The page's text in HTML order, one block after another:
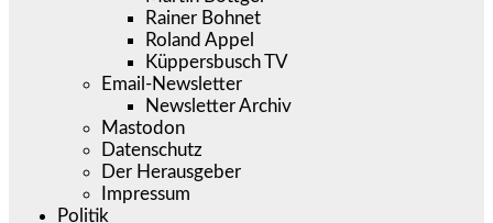
Rainer Bohnet
Roland Appel
Küppersbusch TV
Email-Newsletter
Newsletter Archiv
Mastodon
Datenschutz
Der Herausgeber
Impressum
Politik